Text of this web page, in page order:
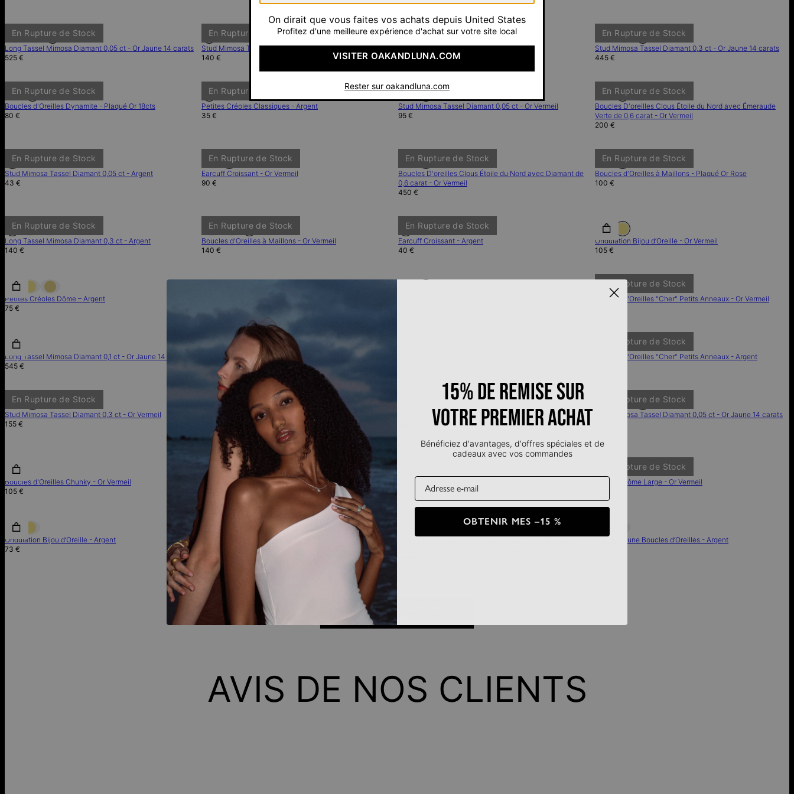
En Rupture de Stock
Long Tassel Mimosa Diamant 0,05 ct - Or Jaune 14 carats
525 €
En Rupture de Stock
Stud Mimosa Tassel Diamant 0,3 ct - Argent
140 €
En Rupture de Stock
Petites Créoles Classiques - Or Vermeil
85 €
En Rupture de Stock
Stud Mimosa Tassel Diamant 0,3 ct - Or Jaune 14 carats
445 €
En Rupture de Stock
Boucles d'Oreilles Dynamite - Plaqué Or 18cts
80 €
En Rupture de Stock
Petites Créoles Classiques - Argent
35 €
En Rupture de Stock
Stud Mimosa Tassel Diamant 0,05 ct - Or Vermeil
95 €
En Rupture de Stock
Boucles D'oreilles Clous Étoile du Nord avec Émeraude
Verte de 0,6 carat - Or Vermeil
200 €
En Rupture de Stock
Stud Mimosa Tassel Diamant 0,05 ct - Argent
43 €
En Rupture de Stock
Earcuff Croissant - Or Vermeil
90 €
En Rupture de Stock
Boucles D'oreilles Clous Étoile du Nord avec Diamant de
0,6 carat - Or Vermeil
450 €
En Rupture de Stock
Boucles d'Oreilles à Maillons - Plaqué Or Rose
100 €
En Rupture de Stock
Long Tassel Mimosa Diamant 0,3 ct - Argent
140 €
En Rupture de Stock
Boucles d'Oreilles à Maillons - Or Vermeil
140 €
En Rupture de Stock
Earcuff Croissant - Argent
40 €
Ondulation Bijou d’Oreille - Or Vermeil
105 €
Petites Créoles Dôme – Argent
75 €
En Rupture de Stock
Boucles d'Oreilles "Cher" Petits Anneaux - Or Vermeil
Long Tassel Mimosa Diamant 0,1 ct - Or Jaune 14 carats
545 €
En Rupture de Stock
Créoles en U Boucles d’Oreilles - Or Vermeil
120 €
En Rupture de Stock
Boucles d'Oreilles "Cher" Petits Anneaux - Argent
En Rupture de Stock
Stud Mimosa Tassel Diamant 0,3 ct - Or Vermeil
155 €
Créoles Classiques Torsadées - Or Vermeil
180 €
Boucles D'oreilles Clous Étoile du Nord - Or Jaune 14
En Rupture de Stock
Stud Mimosa Tassel Diamant 0,05 ct - Or Jaune 14 carats
Boucles d'Oreilles Chunky - Or Vermeil
105 €
Boucles d’oreilles dôme ondulé – Laiton Plaqué Argent
120 €
En Rupture de Stock
Créoles Dôme Large - Or Vermeil
Ondulation Bijou d’Oreille - Argent
73 €
En Rupture de Stock
Créoles Classiques - Or Jaune 14 carats
Créoles Dune Boucles d’Oreilles - Argent
Vu 40 de 64
CHARGER PLUS DE
PRODUITS
AVIS DE NOS CLIENTS
On dirait que vous faites vos achats depuis United States
Profitez d'une meilleure expérience d'achat sur votre site local
VISITER OAKANDLUNA.COM
Rester sur oakandluna.com
15% de remise sur
votre premier achat
Bénéficiez d'avantages, d'offres spéciales et de
cadeaux avec vos commandes
Email
OBTENIR MES –15 %